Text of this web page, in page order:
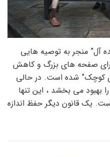
آل” منجر به توصیه هایی
برای صفحه های بزرگ و کاهش
کوچک” شده است. در حالی
بهبود می بخشد ، این تنها
یک قانون دیگر حفظ اندازه